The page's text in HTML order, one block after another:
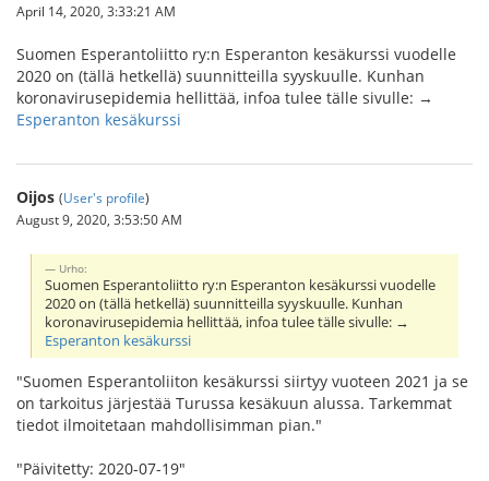
April 14, 2020, 3:33:21 AM
Suomen Esperantoliitto ry:n Esperanton kesäkurssi vuodelle
2020 on (tällä hetkellä) suunnitteilla syyskuulle. Kunhan
koronavirusepidemia hellittää, infoa tulee tälle sivulle: →
Esperanton kesäkurssi
Oijos (User's profile)
August 9, 2020, 3:53:50 AM
Urho:
Suomen Esperantoliitto ry:n Esperanton kesäkurssi vuodelle
2020 on (tällä hetkellä) suunnitteilla syyskuulle. Kunhan
koronavirusepidemia hellittää, infoa tulee tälle sivulle: →
Esperanton kesäkurssi
"Suomen Esperantoliiton kesäkurssi siirtyy vuoteen 2021 ja se
on tarkoitus järjestää Turussa kesäkuun alussa. Tarkemmat
tiedot ilmoitetaan mahdollisimman pian."
"Päivitetty: 2020-07-19"